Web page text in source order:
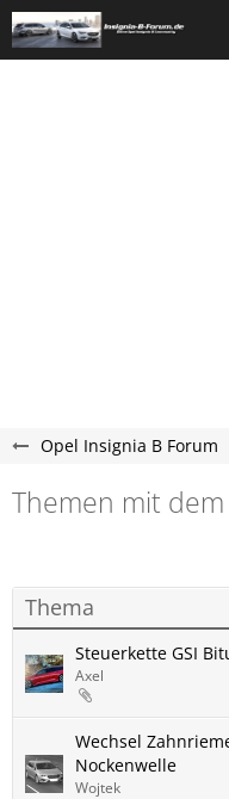
Opel Insignia B Forum
Themen mit dem
Thema
Steuerkette GSI
Axel
Wechsel
Nockenwelle
Wojtek